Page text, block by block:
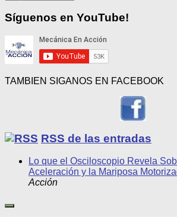
mes
Síguenos en YouTube!
TAMBIEN SIGANOS EN FACEBOOK
RSS de las entradas
Lo que el Osciloscopio Revela
Aceleración y la Mariposa
Acción